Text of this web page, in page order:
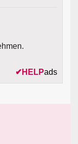
✔ HELPads